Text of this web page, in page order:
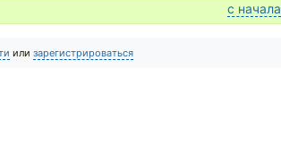
с начала
или зарегистрироваться